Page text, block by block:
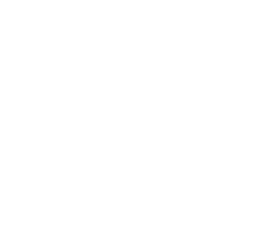
популярных токенов